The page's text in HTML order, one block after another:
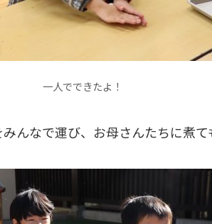
一人でできたよ！
んなで運び、お母さんたちに煮て